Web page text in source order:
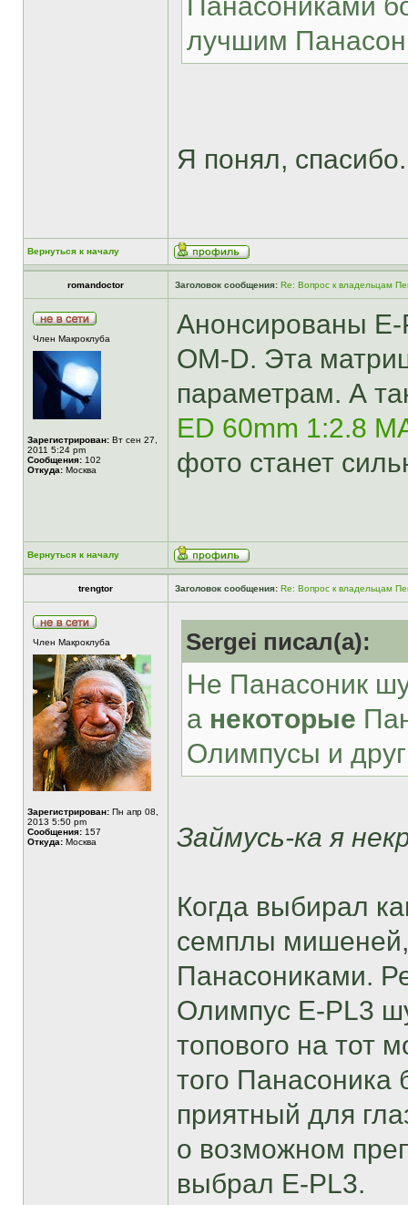
лучшим
Я понял, спасибо.
Вернуться к началу
romandoctor Заголовок сообщения: Re: Вопрос к владельцам
Член Макроклуба
Зарегистрирован: Вт сен 27,
2011 5:24 pm
Сообщения: 102
Откуда: Москва
Анонсированы E-
OM-D. Эта
параметрам. А
ED 60mm 1:2.8
фото станет
Вернуться к началу
trengtor Заголовок сообщения: Re: Вопрос к владельцам
Член Макроклуба
Зарегистрирован: Пн апр 08,
2013 5:50 pm
Сообщения: 157
Откуда: Москва
Sergei писал(а):
Не Панасоник
а некоторые
Олимпусы и
Займусь-ка я
Когда выбирал
семплы
Панасониками.
Олимпус E-PL3
топового на тот
того
приятный для
о возможном
выбрал E-PL3.